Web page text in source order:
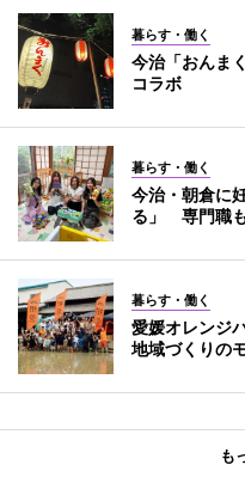
暮らす・働く
今治「おんま
コラボ
暮らす・働く
今治・朝倉に
る」 専門職
暮らす・働く
愛媛オレンジ
地域づくりの
も